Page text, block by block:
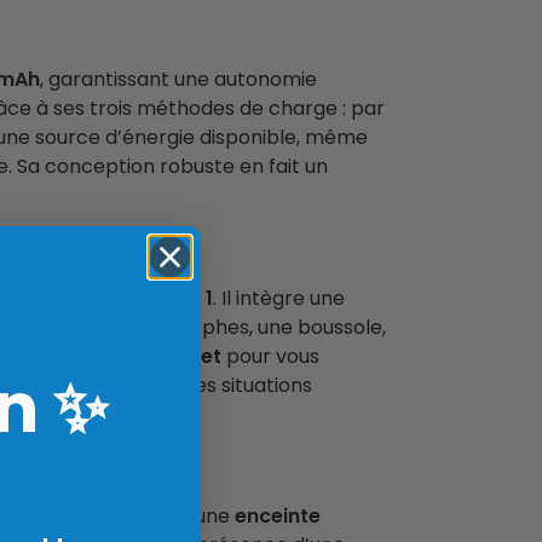
, garantissant une autonomie
à ses trois méthodes de charge : par
source d’énergie disponible, même
Sa conception robuste en fait un
d’urgence 8 en 1. Il intègre une
des catastrophes, une boussole,
complet pour vous
faire face à diverses situations
produit comme une enceinte
✨